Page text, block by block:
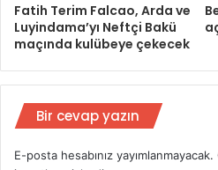
Fatih Terim Falcao, Arda ve
Luyindama’yı Neftçi Bakü
maçında kulübeye çekecek
Bir cevap yazın
E-posta hesabınız yayımlanmayacak.